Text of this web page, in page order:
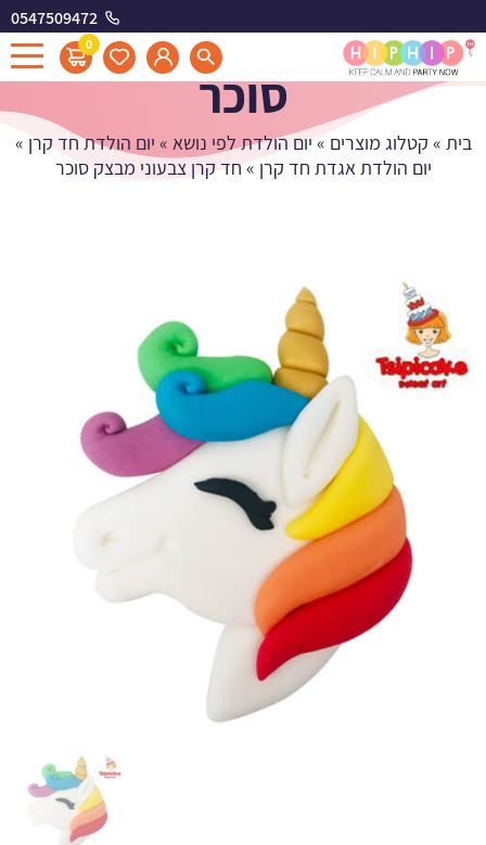
0547509472
0
חד קרן צבעוני מבצק
סוכר
בית » קטלוג מוצרים » יום הולדת לפי נושא » יום הולדת חד קרן »
יום הולדת אגדת חד קרן » חד קרן צבעוני מבצק סוכר